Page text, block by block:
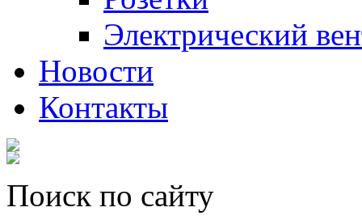
Электрический
Новости
Контакты
Поиск по сайту